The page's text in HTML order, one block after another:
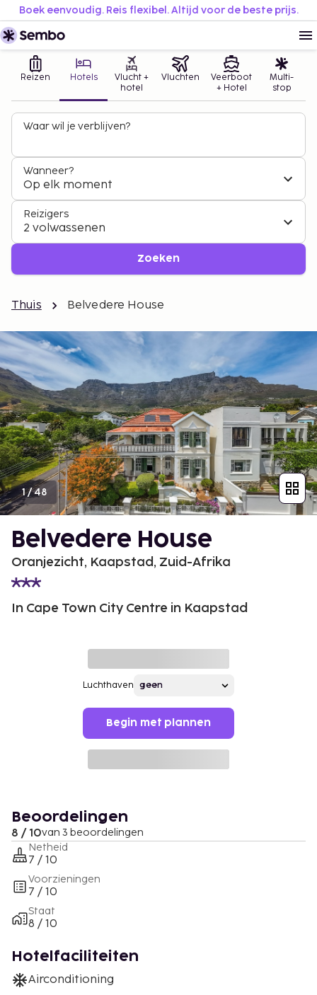
Boek eenvoudig. Reis flexibel. Altijd voor de beste prijs.
Reizen Hotels
Vlucht +
hotel
Vluchten
Veerboot
+ Hotel
Multi-
stop
Waar wil je verblijven?
Wanneer?
Op elk moment
Reizigers
2 volwassenen
Zoeken
Thuis Belvedere House
1/48
Belvedere House
Oranjezicht, Kaapstad, Zuid-Afrika
In Cape Town City Centre in Kaapstad
Luchthaven
Begin met plannen
Beoordelingen
8 / 10van 3 beoordelingen
Netheid
7 / 10
Voorzieningen
7 / 10
Staat
8 / 10
Hotelfaciliteiten
Airconditioning